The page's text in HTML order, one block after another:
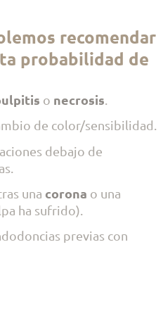
recomendar
probabilidad de
o necrosis
de color/sensibilidad.
debajo de
una corona o una
ha sufrido).
previas con
difundida por
recordamos que
gratuitosni